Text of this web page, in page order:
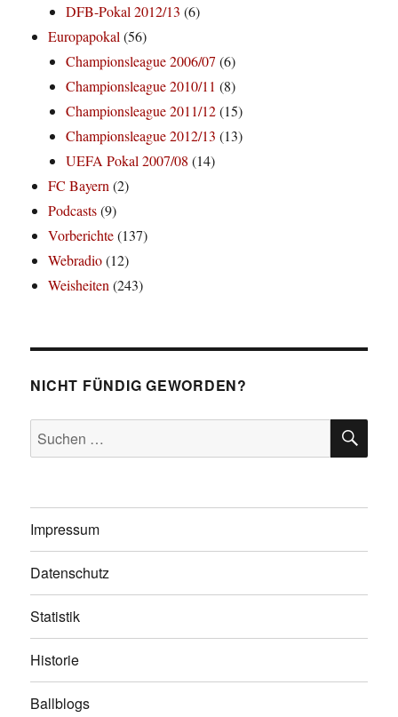
DFB-Pokal 2012/13 (6)
Europapokal (56)
Championsleague 2006/07 (6)
Championsleague 2010/11 (8)
Championsleague 2011/12(15)
Championsleague 2012/13 (13)
UEFA Pokal 2007/08 (14)
FC Bayern (2)
Podcasts(9)
Vorberichte(137)
Webradio(12)
Weisheiten (243)
NICHT FÜNDIG GEWORDEN?
Suchen
nach:
Impressum
Datenschutz
Statistik
Historie
Ballblogs